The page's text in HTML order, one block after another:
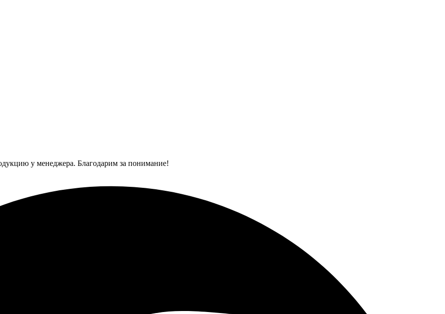
у менеджера. Благодарим за понимание!